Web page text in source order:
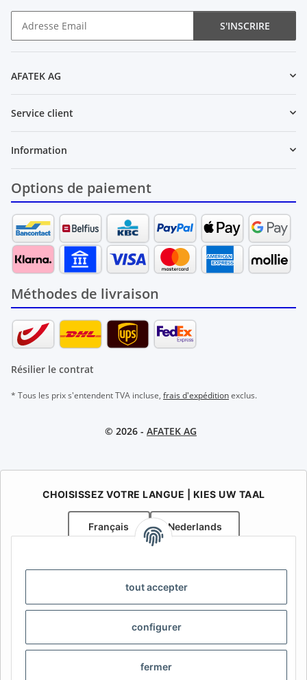
tout accepter
configurer
fermer
S'INSCRIRE
AFATEK AG
Service client
Information
Options de paiement
Méthodes de livraison
Résilier le contrat
* Tous les prix s'entendent TVA incluse, frais d'expéditionexclus.
© 2026 - AFATEK AG
CHOISISSEZ VOTRE LANGUE | KIES UW TAAL
Français Nederlands
specialist in onderdelen voor aanhangwagens
Contact:info@afatek.com
AFATEK INTERNATIONAL – SELECT REGION & LANGUAGE |
CHOISIR LA RÉGION ET LA LANGUE | SELECCIONAR REGIÓN E